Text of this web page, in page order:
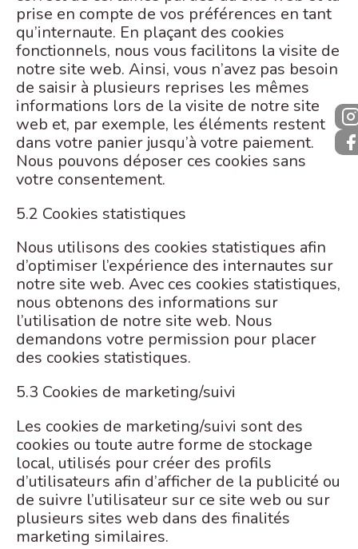
prise en compte de vos préférences en tant
qu’internaute. En plaçant des cookies
fonctionnels, nous vous facilitons la visite de
notre site web. Ainsi, vous n’avez pas besoin
de saisir à plusieurs reprises les mêmes
informations lors de la visite de notre site
web et, par exemple, les éléments restent
dans votre panier jusqu’à votre paiement.
Nous pouvons déposer ces cookies sans
votre consentement.
5.2 Cookies statistiques
Nous utilisons des cookies statistiques afin
d’optimiser l’expérience des internautes sur
notre site web. Avec ces cookies statistiques,
nous obtenons des informations sur
l’utilisation de notre site web. Nous
demandons votre permission pour placer
des cookies statistiques.
5.3 Cookies de marketing/suivi
Les cookies de marketing/suivi sont des
cookies ou toute autre forme de stockage
local, utilisés pour créer des profils
d’utilisateurs afin d’afficher de la publicité ou
de suivre l’utilisateur sur ce site web ou sur
plusieurs sites web dans des finalités
marketing similaires.